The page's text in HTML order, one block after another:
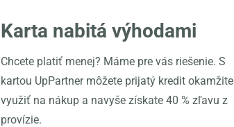
Karta nabitá výhodami
Chcete platiť menej? Máme pre vás riešenie. S
kartou UpPartner môžete prijatý kredit okamžite
využiť na nákup a navyše získate 40 % zľavu z
provízie.